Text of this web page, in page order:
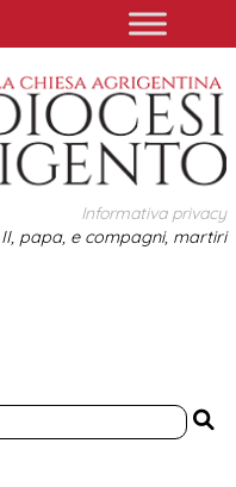
Informativa privacy
II, papa, e compagni, martiri